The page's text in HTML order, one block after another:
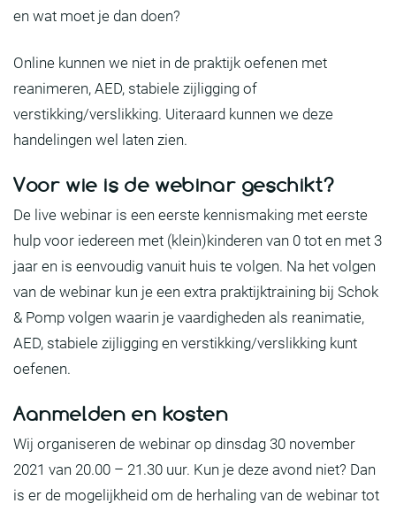
en wat moet je dan doen?
Online kunnen we niet in de praktijk oefenen met
reanimeren, AED, stabiele zijligging of
verstikking/verslikking. Uiteraard kunnen we deze
handelingen wel laten zien.
Voor wie is de webinar geschikt?
De live webinar is een eerste kennismaking met eerste
hulp voor iedereen met (klein)kinderen van 0 tot en met 3
jaar en is eenvoudig vanuit huis te volgen. Na het volgen
van de webinar kun je een extra praktijktraining bij Schok
& Pomp volgen waarin je vaardigheden als reanimatie,
AED, stabiele zijligging en verstikking/verslikking kunt
oefenen.
Aanmelden en kosten
Wij organiseren de webinar op dinsdag 30 november
2021 van 20.00 – 21.30 uur. Kun je deze avond niet? Dan
is er de mogelijkheid om de herhaling van de webinar tot